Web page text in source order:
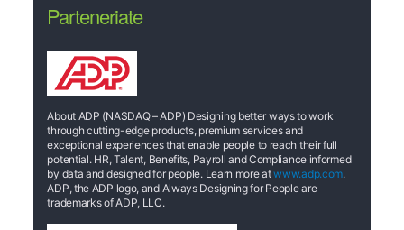
Parteneriate
About ADP (NASDAQ – ADP) Designing better ways to work
through cutting-edge products, premium services and
exceptional experiences that enable people to reach their full
potential. HR, Talent, Benefits, Payroll and Compliance informed
by data and designed for people. Learn more atwww.adp.com.
ADP, the ADP logo, and Always Designing for People are
trademarks of ADP, LLC.